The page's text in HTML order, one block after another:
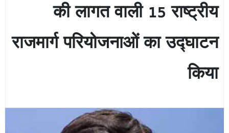
की लागत वाली 15 राष्ट्रीय
राजमार्ग परियोजनाओं का उद्घाटन
किया